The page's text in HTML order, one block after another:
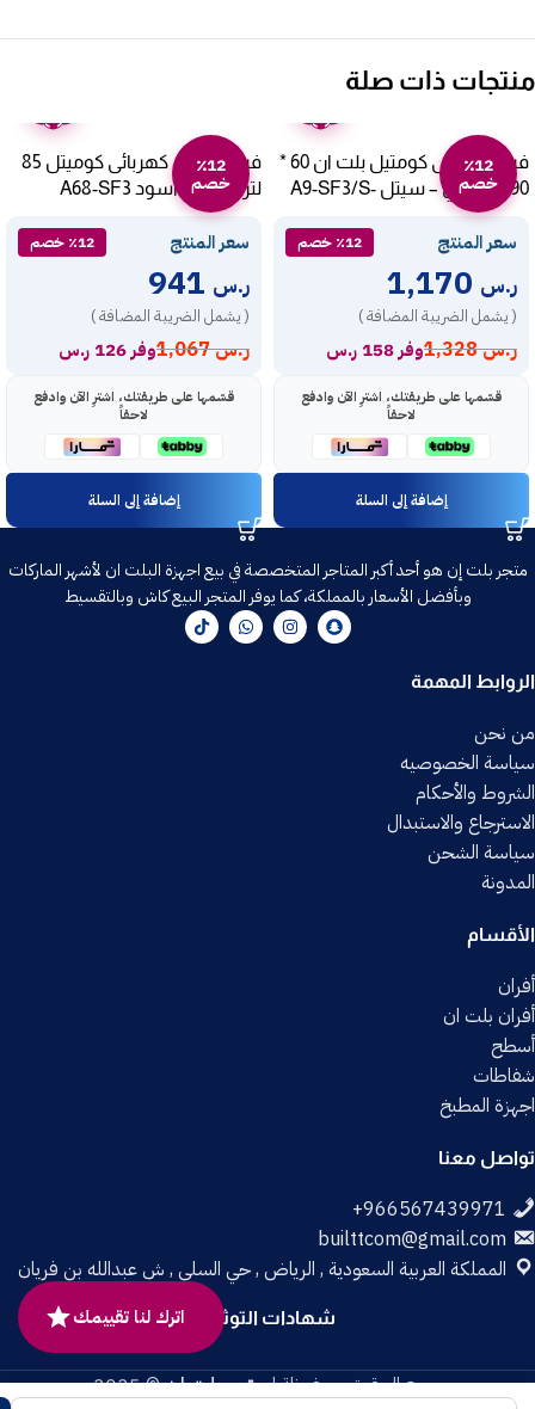
منتجات ذات صلة
٪12
خصم
فرن كهربائى كومتيل بلت ان 60 *
90 سم تركي – سيتل -A9-SF3/S
سعر المنتج ٪12 خصم
ر.س
( يشمل الضريبة المضافة )
ر.س1,328 وفر 158 ر.س
قسّمها على طريقتك، اشترِ الآن وادفع
لاحقاً
إضافة إلى السلة
٪12
خصم
فرن بلت ان كهربائى كوميتل 85
لتر – تركي – اسود A68-SF3
سعر المنتج ٪12 خصم
ر.س
( يشمل الضريبة المضافة )
ر.س1,067 وفر 126 ر.س
قسّمها على طريقتك، اشترِ الآن وادفع
لاحقاً
إضافة إلى السلة
متجر بلت إن هو أحد أكبر المتاجر المتخصصة في بيع اجهزة البلت ان لأشهر الماركات
وبأفضل الأسعار بالمملكة، كما يوفر المتجر البيع كاش وبالتقسيط
الروابط المهمة
من نحن
سياسة الخصوصيه
الشروط والأحكام
الاسترجاع والاستبدال
سياسة الشحن
المدونة
الأقسام
أفران
أفران بلت ان
أسطح
شفاطات
اجهزة المطبخ
تواصل معنا
builttcom@gmail.com
المملكة العربية السعودية , الرياض , حي السلي , ش عبدالله بن فريان
شهادات التوثيق
جميع الحقوق محفوظة لـمتجر بلت إن© 2025.
اترك لنا تقييمك